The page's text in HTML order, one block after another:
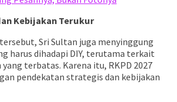
Kebijakan Terukur
Sri Sultan juga menyinggung
harus dihadapi DIY, terutama terkait
terbatas. Karena itu, RKPD 2027
pendekatan strategis dan kebijakan